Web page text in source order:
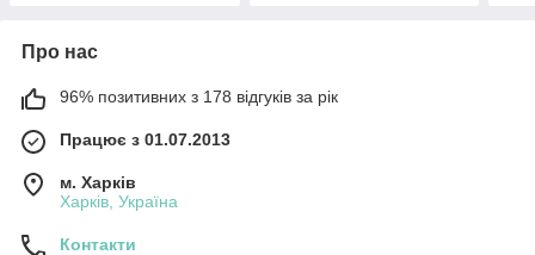
Про нас
96% позитивних з 178 відгуків за рік
Працює з 01.07.2013
м. Харків
Харків, Україна
Контакти